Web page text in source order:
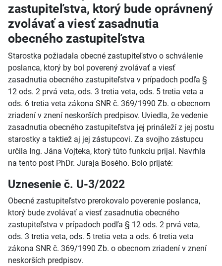
zastupiteľstva, ktorý bude oprávnený
zvolávať a viesť zasadnutia
obecného zastupiteľstva
Starostka požiadala obecné zastupiteľstvo o schválenie
poslanca, ktorý by bol poverený zvolávať a viesť
zasadnutia obecného zastupiteľstva v prípadoch podľa §
12 ods. 2 prvá veta, ods. 3 tretia veta, ods. 5 tretia veta a
ods. 6 tretia veta zákona SNR č. 369/1990 Zb. o obecnom
zriadení v znení neskorších predpisov. Uviedla, že vedenie
zasadnutia obecného zastupiteľstva jej prináleží z jej postu
starostky a taktiež aj jej zástupcovi. Za svojho zástupcu
určila Ing. Jána Vojteka, ktorý túto funkciu prijal. Navrhla
na tento post PhDr. Juraja Bosého. Bolo prijaté:
Uznesenie č. U-3/2022
Obecné zastupiteľstvo prerokovalo poverenie poslanca,
ktorý bude zvolávať a viesť zasadnutia obecného
zastupiteľstva v prípadoch podľa § 12 ods. 2 prvá veta,
ods. 3 tretia veta, ods. 5 tretia veta a ods. 6 tretia veta
zákona SNR č. 369/1990 Zb. o obecnom zriadení v znení
neskorších predpisov.